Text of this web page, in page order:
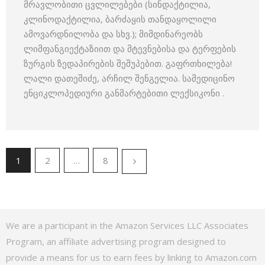
მრავლობითი ცვლილებები (სინდაქტილია,
კლინოდაქტილია, ბარძაყის თანდაყოლილი
ამოვარდნილობა და სხვ.); მიმდინარეობს
ლიმფანგიექტაზიით და მტევნებისა და ტერფების
ზურგის ზედაპირების შეშუპებით. გაფრთხილება!
ლალი დათეშიძე, არჩილ შენგელია. სამედიცინო
ენციკლოპედიური განმარტებითი ლექსიკონი .
1 2 … 8
We are a participant in the Amazon Services LLC Associates
Program, an affiliate advertising program designed to
provide a means for us to earn fees by linking to Amazon.com